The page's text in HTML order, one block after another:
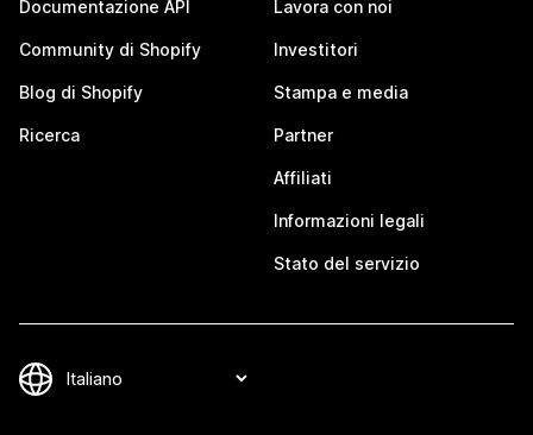
Documentazione API
Community di Shopify
Blog di Shopify
Ricerca
Lavora con noi
Investitori
Stampa e media
Partner
Affiliati
Informazioni legali
Stato del servizio